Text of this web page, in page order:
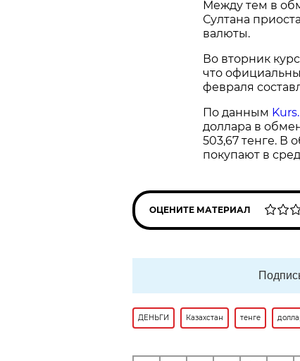
Между тем в
Султана
валюты.
Во вторник
что
февраля
По данным
доллара в
503,67 тенге. В
покупают в
ОЦЕНИТЕ МАТЕРИАЛ
ДЕНЬГИ Казахстан тенге